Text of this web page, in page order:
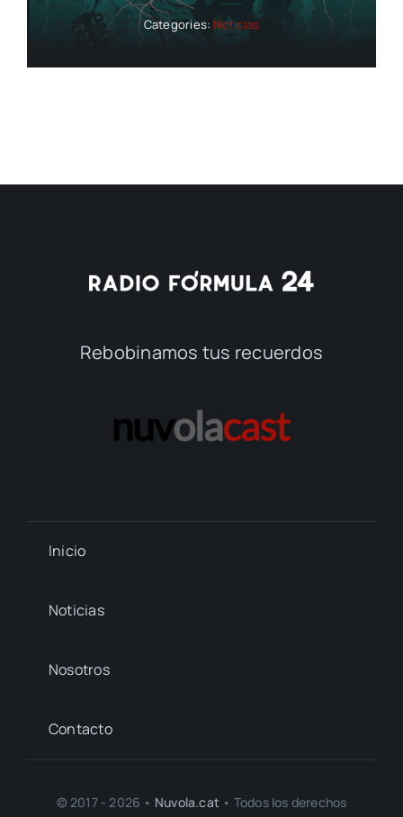
Categories: Noticias
Rebobinamos tus recuerdos
Inicio
Noticias
Nosotros
Contacto
© 2017 - 2026 • Nuvola.cat • Todos los derechos